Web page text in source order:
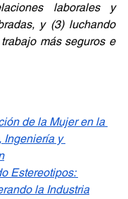
laborales y
y (3) luchando
más seguros e
de la Mujer en la
Ingeniería y
Estereotipos:
la Industria